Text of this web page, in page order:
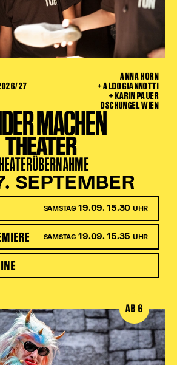
27
ANNA HORN
+ ALDO GIANNOTTI
+ KARIN PAUER
DSCHUNGEL WIEN
MACHEN
THEATER
SEPTEMBER
SAMSTAG 19.09. 15.30 UHR
SAMSTAG 19.09. 15.35 UHR
AB 6